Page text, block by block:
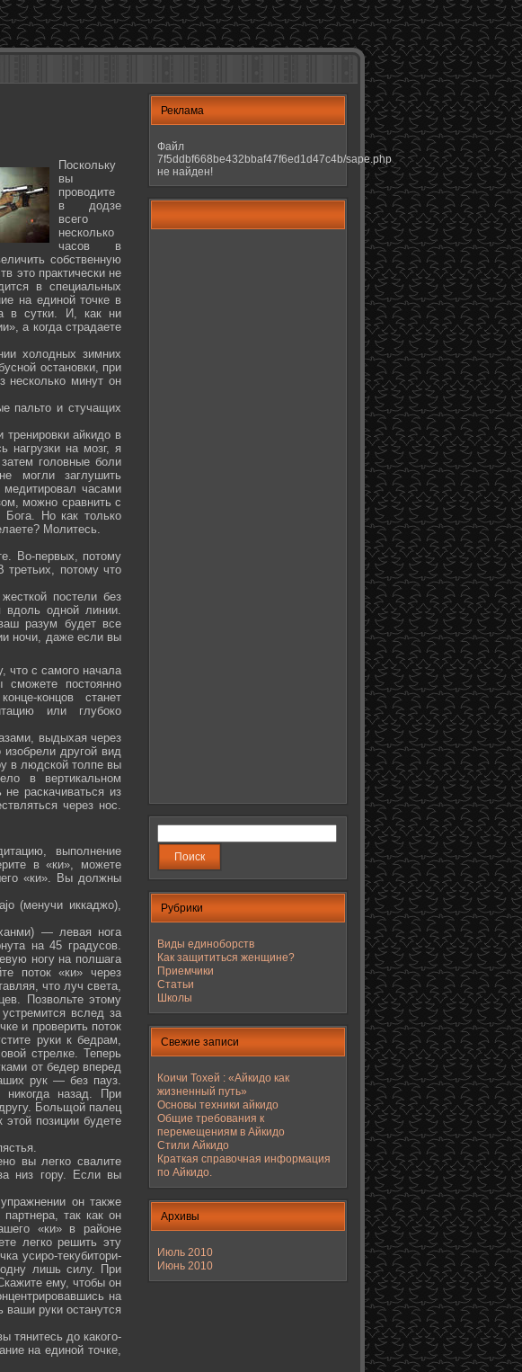
Поскольку
вы
проводите
в додзе
всего
несколько
часов в
собственную
это практически не
в специальных
на единой точке в
в сутки. И, как ни
а когда страдаете
холодных зимних
остановки, при
несколько минут он
пальто и стучащих
тренировки айкидо в
нагрузки на мозг, я
головные боли
могли заглушить
часами
можно сравнить с
Но как только
Молитесь.
Во-первых, потому
третьих, потому что
постели без
вдоль одной линии.
разум будет все
ночи, даже если вы
что с самого начала
постоянно
концов станет
или глубоко
выдыхая через
другой вид
в людской толпе вы
в вертикальном
раскачиваться из
через нос.
выполнение
в «ки», можете
«ки». Вы должны
(менучи иккаджо),
— левая нога
на 45 градусов.
ногу на полшага
поток «ки» через
что луч света,
Позвольте этому
вслед за
и проверить поток
руки к бедрам,
стрелке. Теперь
от бедер вперед
рук — без пауз.
назад. При
Больщой палец
позиции будете
вы легко свалите
низ гору. Если вы
он также
так как он
«ки» в районе
легко решить эту
усиро-текубитори-
одну лишь силу. При
ему, чтобы он
на
ваши руки останутся
тянитесь до какого-
на единой точке,
Реклама
Файл
7f5ddbf668be432bbaf47f6ed1d47c4b/sape.php
не найден!
Рубрики
Виды единоборств
Как защититься женщине?
Приемчики
Статьи
Школы
Свежие записи
Коичи Тохей : «Айкидо как
жизненный путь»
Основы техники айкидо
Общие требования к
перемещениям в Айкидо
Стили Айкидо
Краткая справочная информация
по Айкидо.
Архивы
Июль 2010
Июнь 2010